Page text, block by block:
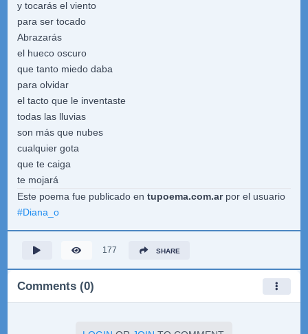
y tocarás el viento
para ser tocado
Abrazarás
el hueco oscuro
que tanto miedo daba
para olvidar
el tacto que le inventaste
todas las lluvias
son más que nubes
cualquier gota
que te caiga
te mojará
Este poema fue publicado en tupoema.com.arpor el usuario
#Diana_o
177 SHARE
Comments (0)